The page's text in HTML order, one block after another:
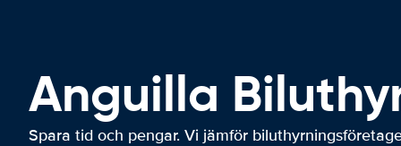
Anguilla
Spara tid och pengar. Vi jämför